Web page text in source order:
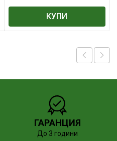
КУПИ
ГАРАНЦИЯ
До 3 години